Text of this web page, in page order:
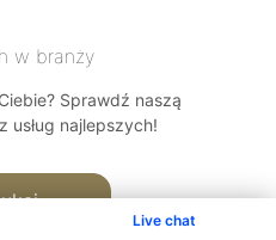
Live chat
w branży
Sprawdź naszą
usług najlepszych!